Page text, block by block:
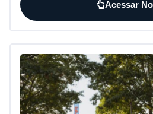
Acessar